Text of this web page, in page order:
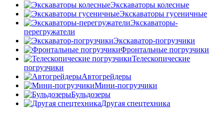
Экскаваторы колесные
Экскаваторы гусеничные
Экскаваторы-
перегружатели
Экскаватор-погрузчики
Фронтальные погрузчики
Телескопические
погрузчики
Автогрейдеры
Мини-погрузчики
Бульдозеры
Другая спецтехника